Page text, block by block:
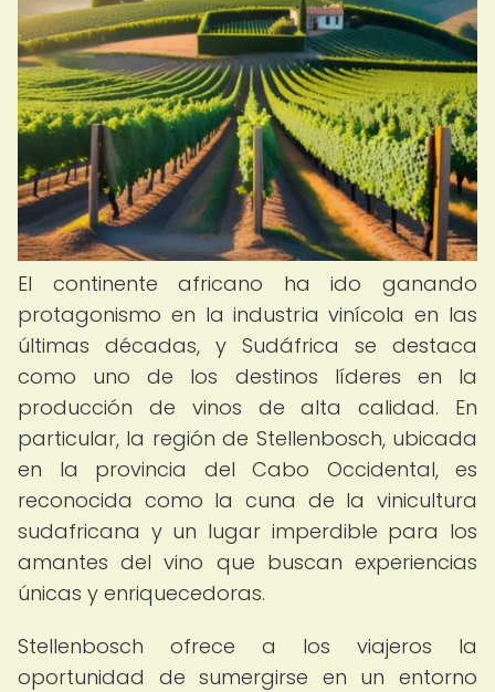
El continente africano ha ido ganando
protagonismo en la industria vinícola en las
últimas décadas, y Sudáfrica se destaca
como uno de los destinos líderes en la
producción de vinos de alta calidad. En
particular, la región de Stellenbosch, ubicada
en la provincia del Cabo Occidental, es
reconocida como la cuna de la vinicultura
sudafricana y un lugar imperdible para los
amantes del vino que buscan experiencias
únicas y enriquecedoras.
Stellenbosch ofrece a los viajeros la
oportunidad de sumergirse en un entorno